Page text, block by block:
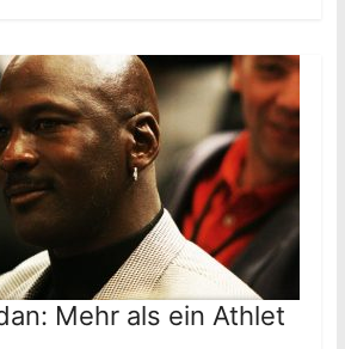
Mehr als ein Athlet